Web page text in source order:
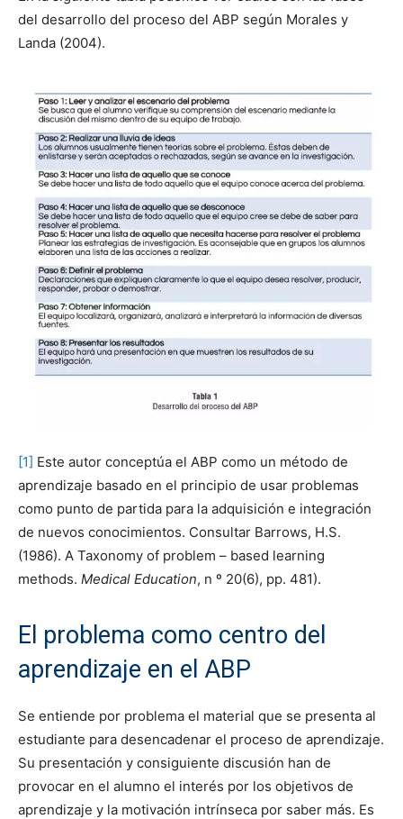
del desarrollo del proceso del ABP según Morales y
Landa (2004).
[1] Este autor conceptúa el ABP como un método de
aprendizaje basado en el principio de usar problemas
como punto de partida para la adquisición e integración
de nuevos conocimientos. Consultar Barrows, H.S.
(1986). A Taxonomy of problem – based learning
methods. Medical Education, n º 20(6), pp. 481).
El problema como centro del
aprendizaje en el ABP
Se entiende por problema el material que se presenta al
estudiante para desencadenar el proceso de aprendizaje.
Su presentación y consiguiente discusión han de
provocar en el alumno el interés por los objetivos de
aprendizaje y la motivación intrínseca por saber más. Es